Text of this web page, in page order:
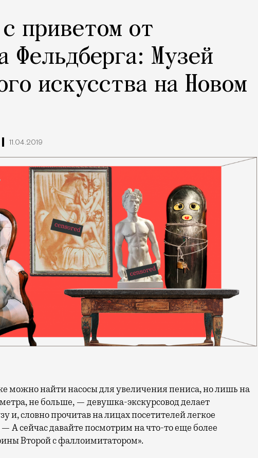
приветом от
Фельдберга: Музей
искусства на Новом
11.04.2019
не больше, — девушка-экскурсовод делает
и, словно прочитав на лицах посетителей легкое
А сейчас давайте посмотрим на что-то еще более
Второй с фаллоимитатором».